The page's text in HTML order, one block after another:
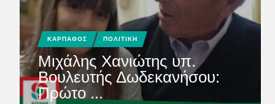
ΚΑΡΠΑΘΟΣ ΠΟΛΙΤΙΚΗ
Μιχάλης Χανιώτης υπ.
Βουλευτής Δωδεκανήσου:
Πρώτο ...